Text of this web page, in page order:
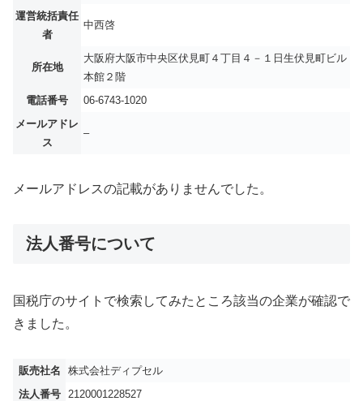
運営統括責任
者
中西啓
所在地
大阪府大阪市中央区伏見町４丁目４－１日生伏見町ビル
本館２階
電話番号
06-6743-1020
メールアドレ
ス
–
メールアドレスの記載がありませんでした。
法人番号について
国税庁のサイトで検索してみたところ該当の企業が確認で
きました。
販売社名
株式会社ディプセル
法人番号
2120001228527